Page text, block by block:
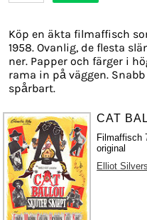
Köp en äkta filmaffisch
1958. Ovanlig, de flesta
ner. Papper och färger i
rama in på väggen. Snabb
spårbart.
CAT
Filmaffisch
original
Elliot